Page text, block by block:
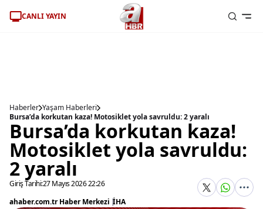
CANLI YAYIN
Haberler Yaşam Haberleri
Bursa’da korkutan kaza! Motosiklet yola savruldu: 2 yaralı
Bursa’da korkutan kaza!
Motosiklet yola savruldu:
2 yaralı
Giriş Tarihi:27 Mayıs 2026 22:26
ahaber.com.tr Haber Merkezi |İHA